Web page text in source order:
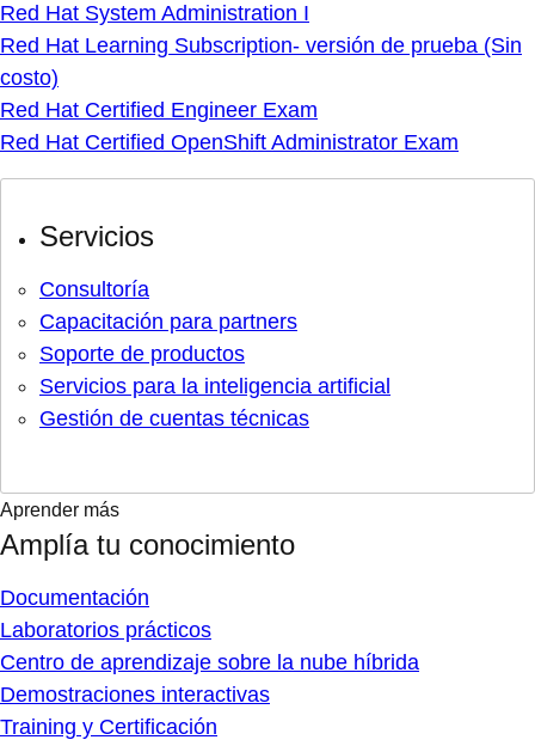
Red Hat System Administration I
Red Hat Learning Subscription- versión de prueba (Sin
costo)
Red Hat Certified Engineer Exam
Red Hat Certified OpenShift Administrator Exam
Servicios
Consultoría
Capacitación para partners
Soporte de productos
Servicios para la inteligencia artificial
Gestión de cuentas técnicas
Aprender más
Amplía tu conocimiento
Documentación
Laboratorios prácticos
Centro de aprendizaje sobre la nube híbrida
Demostraciones interactivas
Training y Certificación